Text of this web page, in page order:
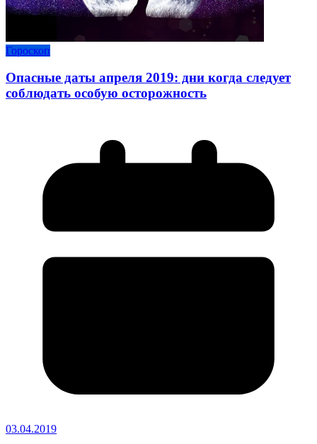
Гороскоп
Опасные даты апреля 2019: дни когда следует
соблюдать особую осторожность
03.04.2019